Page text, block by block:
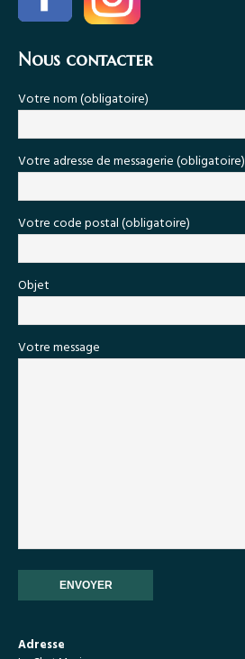
Nous contacter
Votre nom (obligatoire)
Votre adresse de messagerie (obligatoire)
Votre code postal (obligatoire)
Objet
Votre message
Adresse